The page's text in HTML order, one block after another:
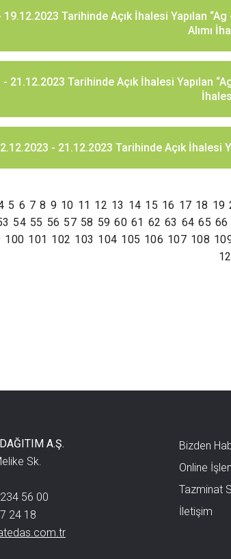
Tarihinde Açık İhalesi Yapılan
Alımı
21.12.2023 Tarihinde Açık İhalesi Yapılan
- 21.12.2023 Tarihinde Açık İhalesi
5 6 7 8 9 10 11 12 13 14 15 16 17 18 19
54 55 56 57 58 59 60 61 62 63 64 65 66
100 101 102 103 104 105 106 107 108
A.Ş.
Sk.
56 00
24 18
Bizden
Online
Tazminat
İletişim